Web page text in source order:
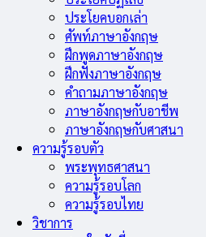
ประโยคบอกเล่า
ศัพท์ภาษาอังกฤษ
ฝึกพูดภาษาอังกฤษ
ฝึกฟังภาษาอังกฤษ
คำถามภาษาอังกฤษ
ภาษาอังกฤษกับอาชีพ
ภาษาอังกฤษกับศาสนา
ความรู้รอบตัว
พระพุทธศาสนา
ความรู้รอบโลก
ความรู้รอบไทย
วิชาการ